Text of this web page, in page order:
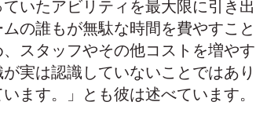
いたアビリティを最大限に引き出
の誰もが無駄な時間を費やすこと
スタッフやその他コストを増やす
実は認識していないことではあり
ます。」とも彼は述べています。